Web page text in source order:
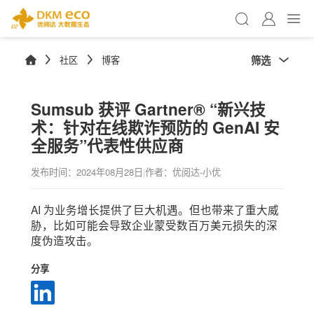
社区 博客 筛选
Sumsub 获评 Gartner® “新兴技
术：针对在线欺诈预防的 GenAI 安
全服务”代表性供应商
发布时间： 2024年08月28日|作者：优阅达-小优
AI 为业务增长提供了巨大机遇。但也带来了重大威
胁，比如可能会导致企业蒙受数百万美元损失的深
度伪造攻击。
分享